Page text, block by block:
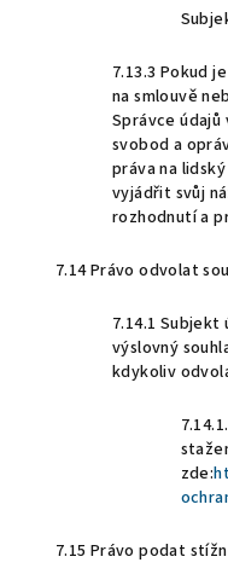
7.13.3 Pokud
na smlouvě
Správce údajů
svobod a
práva na
vyjádřit svůj
rozhodnutí a
7.14 Právo odvolat
7.14.1 Subjekt
výslovný
kdykoliv
zde:
7.15 Právo podat